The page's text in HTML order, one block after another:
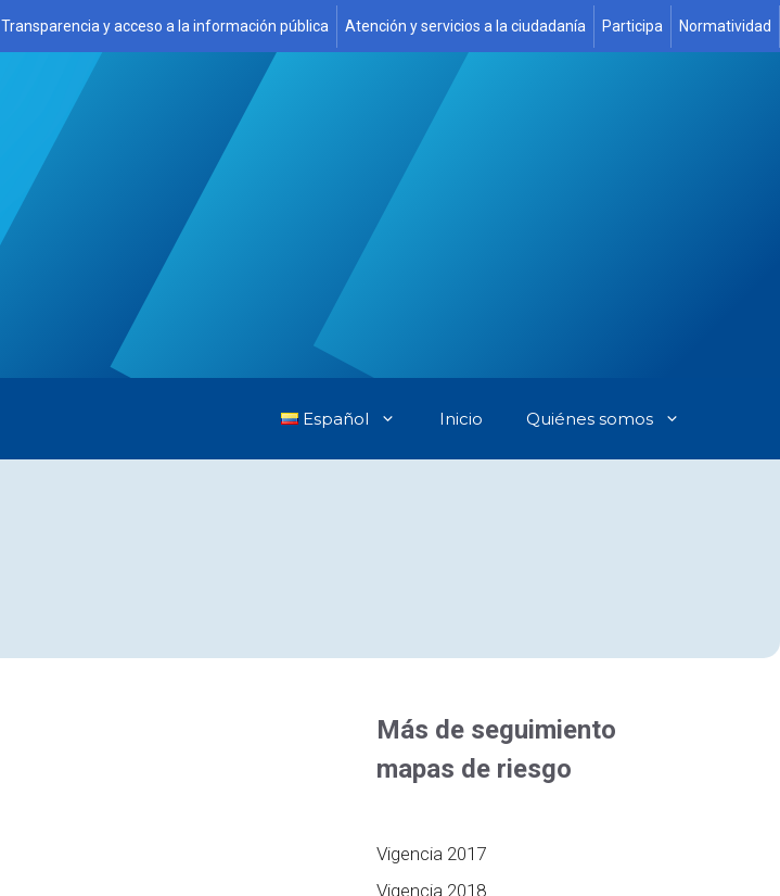
Transparencia y acceso a la información pública Atención y servicios a la ciudadanía Participa Normatividad
Español Inicio Quiénes somos
Más de seguimiento
mapas de riesgo
Vigencia 2017
Vigencia 2018